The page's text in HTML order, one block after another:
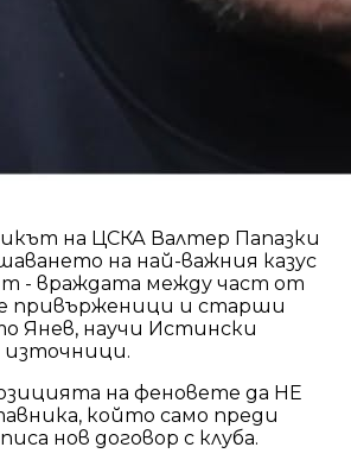
на ЦСКА Валтер Папазки
на най-важния казус
- враждата между част от
привърженици и старши
Янев, научи Истински
на феновете да НЕ
който само преди
нов договор с клуба.